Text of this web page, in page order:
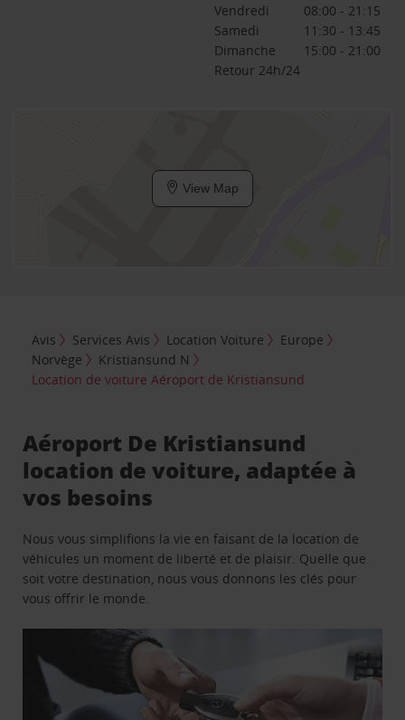
Vendredi
08:00 - 21:15
Samedi
11:30 - 13:45
Dimanche
15:00 - 21:00
Retour 24h/24
View Map
Avis Services Avis Location Voiture
Europe
Norvège
Kristiansund N
Location de voiture Aéroport de Kristiansund
Aéroport De Kristiansund
location de voiture, adaptée à
vos besoins
Nous vous simplifions la vie en faisant de la location de
véhicules un moment de liberté et de plaisir. Quelle que
soit votre destination, nous vous donnons les clés pour
vous offrir le monde.